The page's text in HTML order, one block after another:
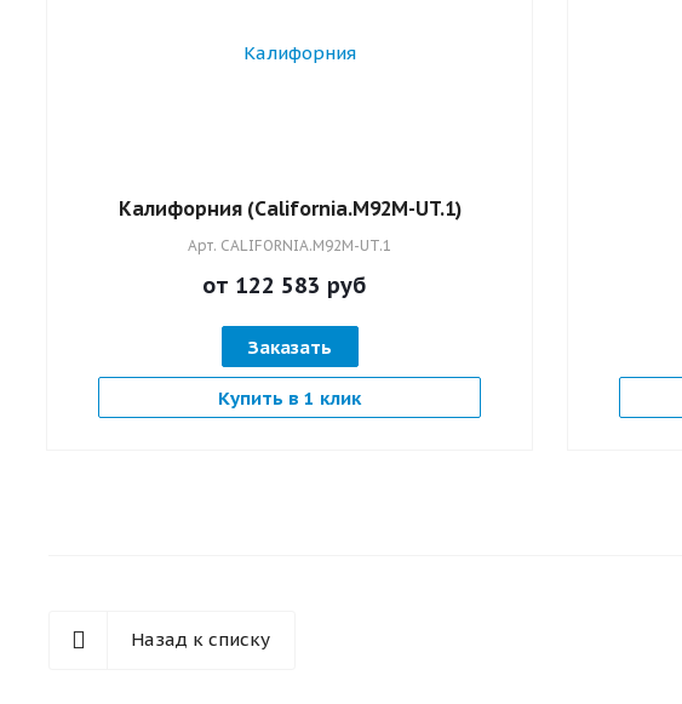
Калифорния (California.M92M-UT.1)
Арт. CALIFORNIA.M92M-UT.1
от 122 583 руб
Заказать
Купить в 1 клик
Назад к списку